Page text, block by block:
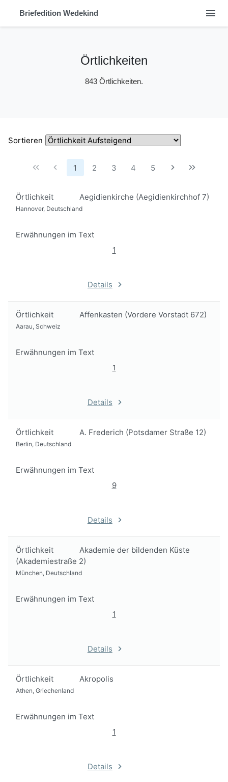
Briefedition Wedekind menu
Örtlichkeiten
843 Örtlichkeiten.
Sortieren
1 2 3 4 5
Örtlichkeit Aegidienkirche (Aegidienkirchhof 7)
Hannover, Deutschland
Erwähnungen im Text
1
Details
Örtlichkeit Affenkasten (Vordere Vorstadt 672)
Aarau, Schweiz
Erwähnungen im Text
1
Details
Örtlichkeit A. Frederich (Potsdamer Straße 12)
Berlin, Deutschland
Erwähnungen im Text
9
Details
Örtlichkeit
Akademie der bildenden Küste
(Akademiestraße 2)
München, Deutschland
Erwähnungen im Text
1
Details
Örtlichkeit Akropolis
Athen, Griechenland
Erwähnungen im Text
1
Details